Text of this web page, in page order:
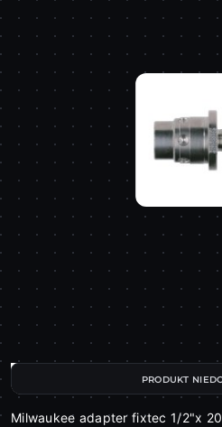
Milwaukee adapter fixtec 1/2"x
PRODUKT